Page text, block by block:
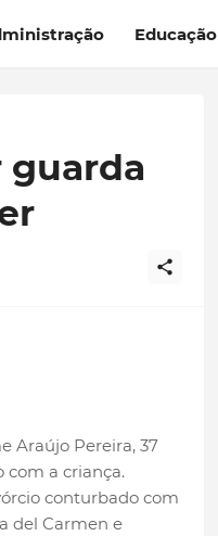
Educação
guarda
Araújo Pereira, 37
a criança.
conturbado com
del Carmen e